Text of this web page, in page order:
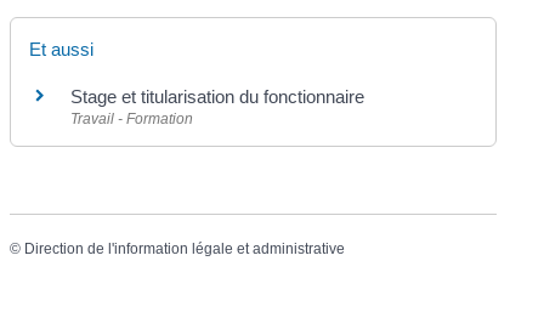
Et aussi
Stage et titularisation du fonctionnaire
Travail - Formation
© Direction de l'information légale et administrative